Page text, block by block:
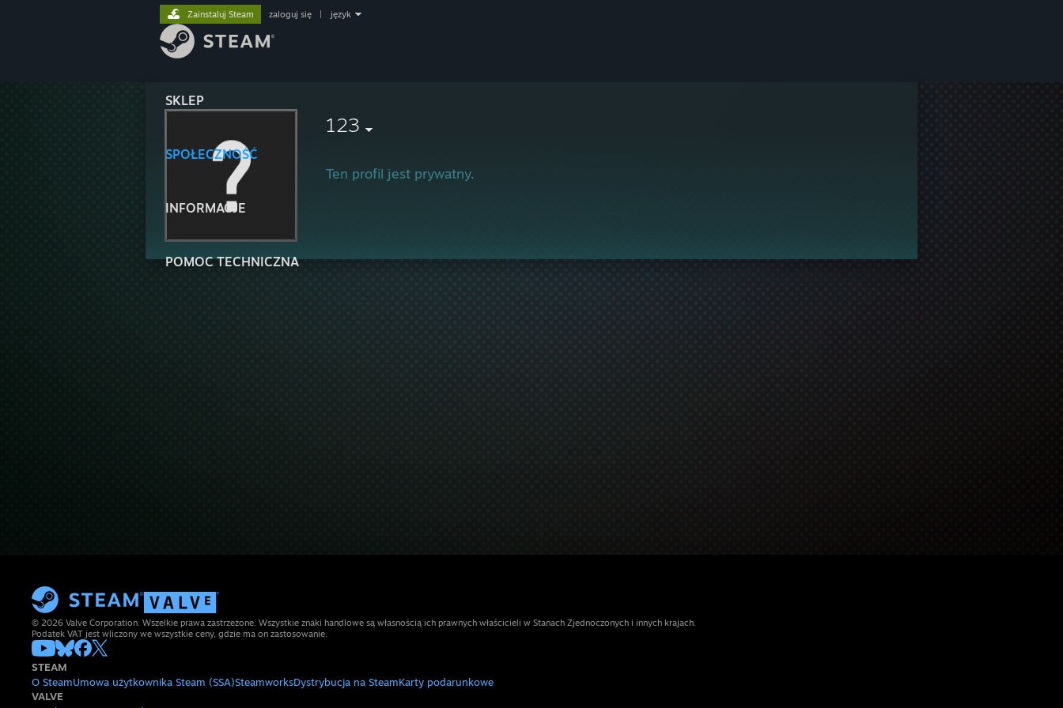
SKLEP
SPOŁECZNOŚĆ
INFORMACJE
POMOC TECHNICZNA
Zainstaluj Steam zaloguj się język
123
Ten profil jest prywatny.
© 2026 Valve Corporation. Wszelkie prawa zastrzeżone. Wszystkie znaki handlowe są własnością ich prawnych właścicieli w Stanach Zjednoczonych i innych krajach.
Podatek VAT jest wliczony we wszystkie ceny, gdzie ma on zastosowanie.
STEAM
O SteamUmowa użytkownika Steam (SSA)SteamworksDystrybucja na SteamKarty podarunkowe
VALVE